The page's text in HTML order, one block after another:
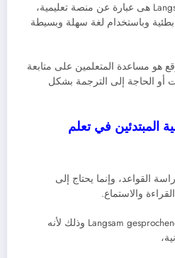
Langsam gesprochene Nachrichten هى عبارة عن منصة تعليمية،
بطئية وباستخدام لغة سهلة وبسيطة
هو مساعدة المتعلمين على متابعة
أو الحاجة إلى الترجمة بشكل
المبتدئين في تعلم
القواعد، وإنما يحتاج إلى
والاستماع.
وهنا يظهر موقع Langsam gesprochene Nachrichten وذلك لأنه